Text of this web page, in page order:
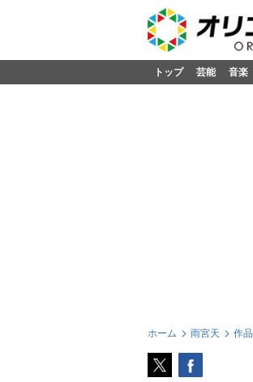
トップ 芸能 音楽
ホーム 雨宮天 作品